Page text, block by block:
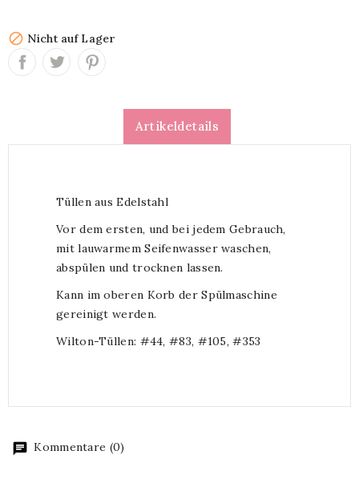
 Nicht auf Lager
Artikeldetails
Tüllen aus Edelstahl
Vor dem ersten, und bei jedem Gebrauch,
mit lauwarmem Seifenwasser waschen,
abspülen und trocknen lassen.
Kann im oberen Korb der Spülmaschine
gereinigt werden.
Wilton-Tüllen: #44, #83, #105, #353
Kommentare (0)